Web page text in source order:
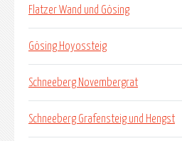
Flatzer Wand und Gösing
Gösing Hoyossteig
Schneeberg Novembergrat
Schneeberg Grafensteig und Hengst